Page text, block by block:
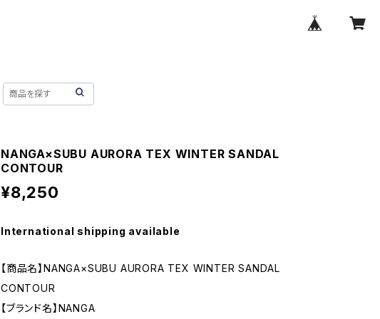
NANGA×SUBU AURORA TEX WINTER SANDAL
CONTOUR
¥8,250
International shipping available
【商品名】NANGA×SUBU AURORA TEX WINTER SANDAL
CONTOUR
【ブランド名】NANGA